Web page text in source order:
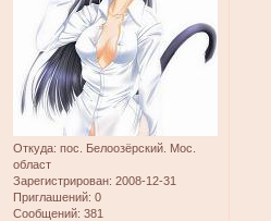
Откуда: пос. Белоозёрский. Мос.
област
Зарегистрирован: 2008-12-31
Приглашений: 0
Сообщений: 381